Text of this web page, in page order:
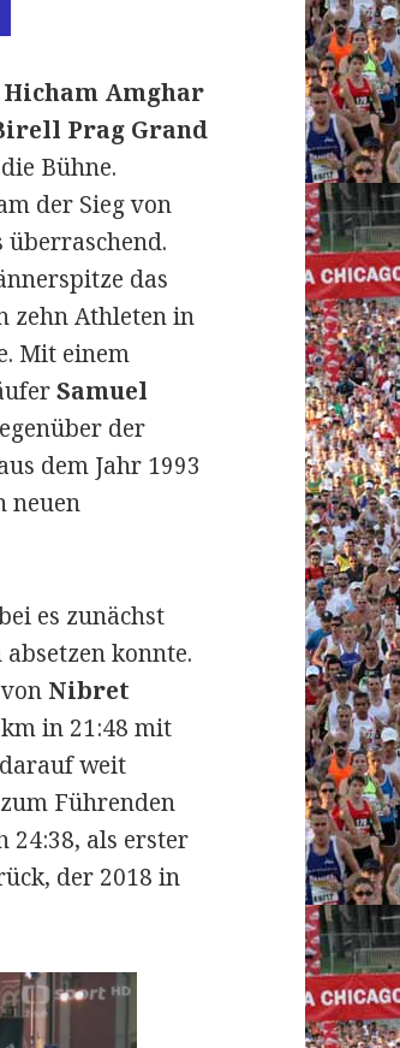
Hicham Amghar
Prag Grand
Bühne.
der Sieg von
überraschend.
das
zehn Athleten in
Mit einem
Samuel
der
dem Jahr 1993
neuen
es zunächst
konnte.
Nibret
in 21:48 mit
weit
Führenden
24:38, als erster
der 2018 in